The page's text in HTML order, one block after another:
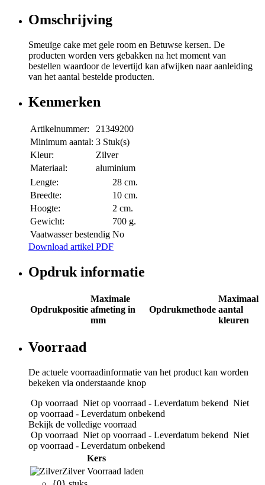
Omschrijving
Smeuïge cake met gele room en Betuwse kersen. De
producten worden vers gebakken na het moment van
bestellen waardoor de levertijd kan afwijken naar aanleiding
van het aantal bestelde producten.
Kenmerken
Artikelnummer:
21349200
Minimum aantal: 3 Stuk(s)
Kleur:
Zilver
Materiaal:
aluminium
Lengte:
28 cm.
Breedte:
10 cm.
Hoogte:
2 cm.
Gewicht:
700 g.
Vaatwasser bestendig No
Download artikel PDF
Opdruk informatie
Opdrukpositie
Maximale
afmeting in
mm
Opdrukmethode
Maximaal
aantal
kleuren
Voorraad
De actuele voorraadinformatie van het product kan worden
bekeken via onderstaande knop
Op voorraad Niet op voorraad - Leverdatum bekend Niet
op voorraad - Leverdatum onbekend
Bekijk de volledige voorraad
Op voorraad Niet op voorraad - Leverdatum bekend Niet
op voorraad - Leverdatum onbekend
Kers
Zilver Voorraad laden